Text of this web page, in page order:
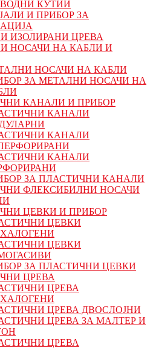
КУТИИ
И ПРИБОР ЗА
ИЗОЛИРАНИ ЦРЕВА
НОСАЧИ НА КАБЛИ И
НОСАЧИ НА КАБЛИ
ЗА МЕТАЛНИ НОСАЧИ НА
КАНАЛИ И ПРИБОР
КАНАЛИ
КАНАЛИ
КАНАЛИ
ЗА ПЛАСТИЧНИ КАНАЛИ
ФЛЕКСИБИЛНИ НОСАЧИ
ЦЕВКИ И ПРИБОР
ЦЕВКИ
ЦЕВКИ
ЗА ПЛАСТИЧНИ ЦЕВКИ
ЦРЕВА
ЦРЕВА
ЦРЕВА ДВОСЛОЈНИ
ЦРЕВА ЗА МАЛТЕР И
ЦРЕВА